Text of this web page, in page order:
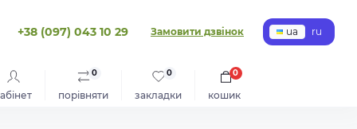
+38 (097) 043 10 29 Замовити дзвінок ua ru
порівняти
0
закладки
0
кошик
0